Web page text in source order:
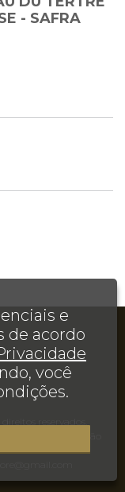
- SAFRA
Chácara Inglesa, São
e
de acordo
você